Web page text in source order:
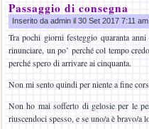
Passaggio di consegna
Inserito da admin il 30 Set 2017 7:11
Tra pochi giorni festeggio quaranta
rinunciare, un po’ perché col tempo
perché spero di arrivare ai cinquanta.
Non mi sento quindi per niente a fine
Non ho mai sofferto di gelosie per le
riuscendoci spesso, e se uno/a è bravo/a